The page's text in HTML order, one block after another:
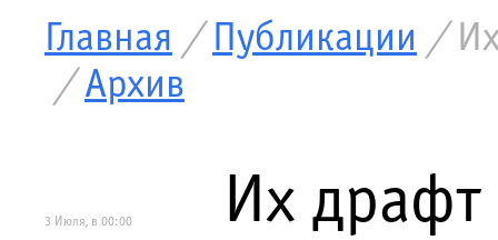
Главная / Публикации /
/ Архив
3 Июля, в 00:00
Их